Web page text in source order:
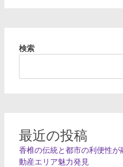
検索
最近の投稿
香椎の伝統と都市の利便性
動産エリア魅力発見